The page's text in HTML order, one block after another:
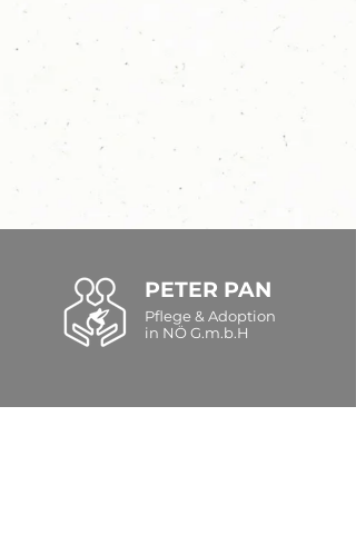
PETER PAN
Pflege & Adoption
in NÖ G.m.b.H